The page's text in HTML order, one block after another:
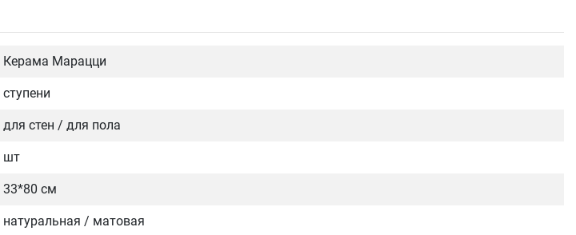
Керама Марацци
ступени
для стен / для пола
шт
33*80 см
натуральная / матовая